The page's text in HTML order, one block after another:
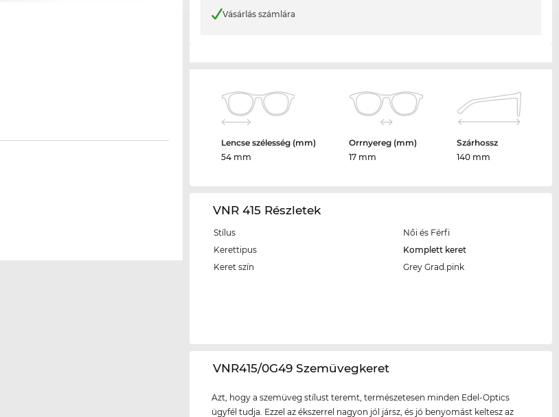
Vásárlás számlára
Lencse szélesség (mm)
54 mm
Orrnyereg (mm)
17 mm
Szárhossz
140 mm
VNR 415 Részletek
Stílus
Női és Férfi
Kerettipus
Komplett keret
Keret szín
Grey Grad.pink
‌VNR415/0G49 Szemüvegkeret
Azt, hogy a szemüveg stílust teremt, természetesen minden Edel-Optics
ügyfél tudja. Ezzel az ékszerrel nagyon jól jársz, és jó benyomást keltesz az